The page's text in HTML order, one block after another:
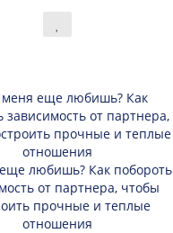
любишь? Как побороть
от партнера, чтобы
прочные и теплые
отношения